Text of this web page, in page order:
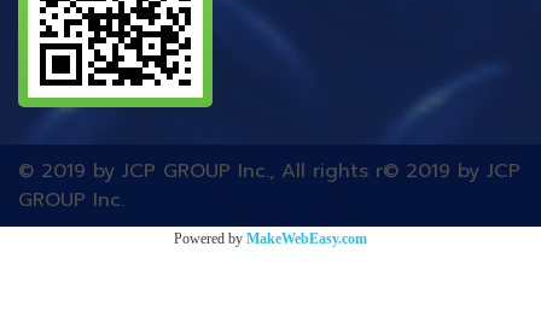
© 2019 by JCP GROUP Inc., All rights r© 2019 by JCP
GROUP Inc.
Powered by MakeWebEasy.com